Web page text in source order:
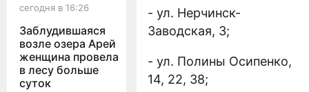
сегодня в 16:26
Заблудившаяся
возле озера Арей
женщина провела
в лесу больше
суток
- ул. Нерчинск-
Заводская, 3;
- ул. Полины Осипенко,
14, 22, 38;